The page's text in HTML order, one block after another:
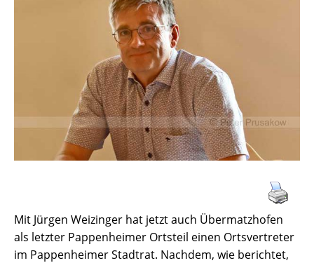
Mit Jürgen Weizinger hat jetzt auch Übermatzhofen
als letzter Pappenheimer Ortsteil einen Ortsvertreter
im Pappenheimer Stadtrat. Nachdem, wie berichtet,